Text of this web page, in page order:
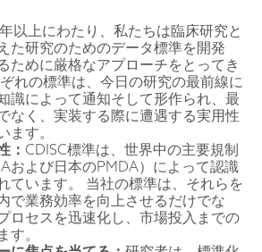
以上にわたり、私たちは臨床研究と
た研究のためのデータ標準を開発
ために厳格なアプローチをとってき
れの標準は、今日の研究の最前線に
識によって通知そして形作られ、最
なく、実装する際に遭遇する実用性
ます。
： CDISC標準は、世界中の主要規制
および日本のPMDA）によって認識
ています。 当社の標準は、それらを
で業務効率を向上させるだけでな
ロセスを迅速化し、市場投入までの
す。